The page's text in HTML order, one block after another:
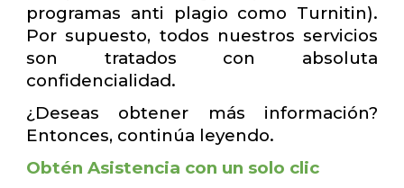
programas anti plagio como Turnitin).
Por supuesto, todos nuestros servicios
son tratados con absoluta
confidencialidad.
¿Deseas obtener más información?
Entonces, continúa leyendo.
Obtén Asistencia con un solo clic